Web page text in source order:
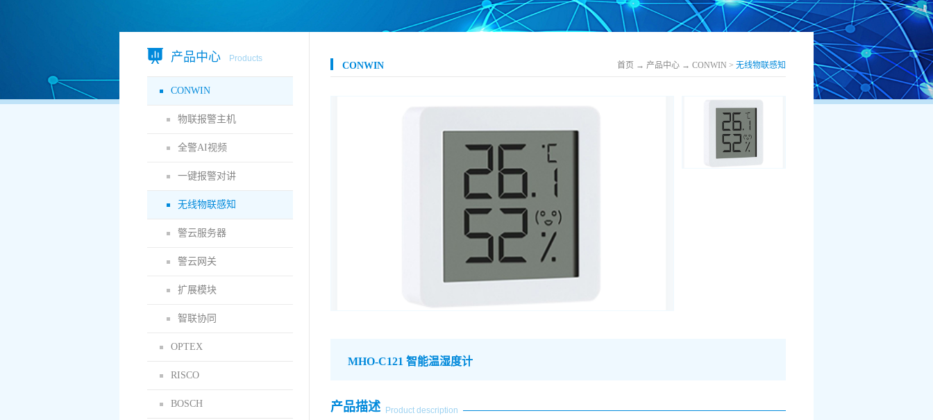
产品中心 Products
CONWIN
物联报警主机
全警AI视频
一键报警对讲
无线物联感知
警云服务器
警云网关
扩展模块
智联协同
OPTEX
RISCO
BOSCH
CONWIN 首页 → 产品中心 → CONWIN > 无线物联感知
MHO-C121 智能温湿度计
Product description
产品描述